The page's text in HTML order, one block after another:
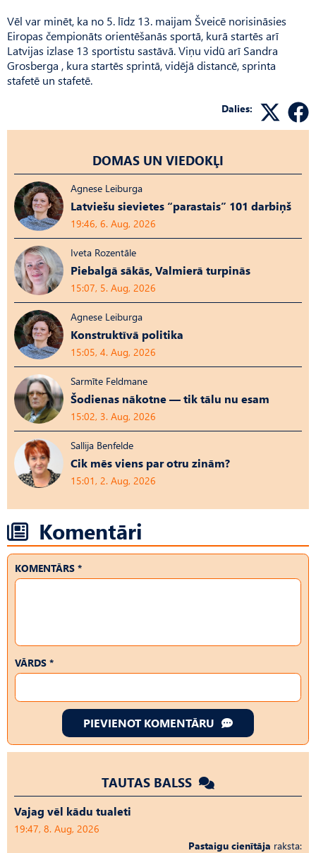
Vēl var minēt, ka no 5. līdz 13. maijam Šveicē norisināsies
Eiropas čempionāts orientēšanās sportā, kurā startēs arī
Latvijas izlase 13 sportistu sastāvā. Viņu vidū arī Sandra
Grosberga , kura startēs sprintā, vidējā distancē, sprinta
stafetē un stafetē.
Dalies:
DOMAS UN VIEDOKĻI
Agnese Leiburga
Latviešu sievietes “parastais” 101 darbiņš
19:46, 6. Aug, 2026
Iveta Rozentāle
Piebalgā sākās, Valmierā turpinās
15:07, 5. Aug, 2026
Agnese Leiburga
Konstruktīvā politika
15:05, 4. Aug, 2026
Sarmīte Feldmane
Šodienas nākotne — tik tālu nu esam
15:02, 3. Aug, 2026
Sallija Benfelde
Cik mēs viens par otru zinām?
15:01, 2. Aug, 2026
Komentāri
KOMENTĀRS *
VĀRDS *
PIEVIENOT KOMENTĀRU
TAUTAS BALSS
Vajag vēl kādu tualeti
19:47, 8. Aug, 2026
Pastaigu cienītāja raksta: